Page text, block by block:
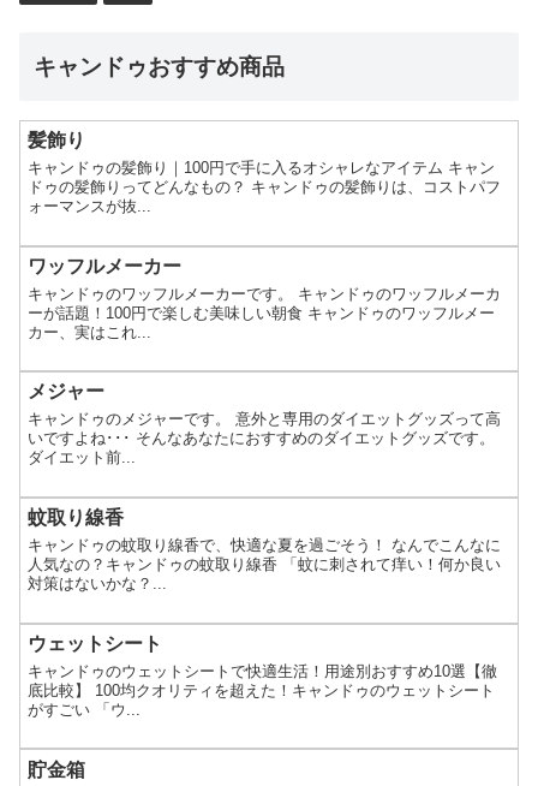
キャンドゥおすすめ商品
髪飾り
キャンドゥの髪飾り｜100円で手に入るオシャレなアイテム キャン
ドゥの髪飾りってどんなもの？ キャンドゥの髪飾りは、コストパフ
ォーマンスが抜...
ワッフルメーカー
キャンドゥのワッフルメーカーです。 キャンドゥのワッフルメーカ
ーが話題！100円で楽しむ美味しい朝食 キャンドゥのワッフルメー
カー、実はこれ...
メジャー
キャンドゥのメジャーです。 意外と専用のダイエットグッズって高
いですよね･･･ そんなあなたにおすすめのダイエットグッズです。
ダイエット前...
蚊取り線香
キャンドゥの蚊取り線香で、快適な夏を過ごそう！ なんでこんなに
人気なの？キャンドゥの蚊取り線香 「蚊に刺されて痒い！何か良い
対策はないかな？...
ウェットシート
キャンドゥのウェットシートで快適生活！用途別おすすめ10選【徹
底比較】 100均クオリティを超えた！キャンドゥのウェットシート
がすごい 「ウ...
貯金箱